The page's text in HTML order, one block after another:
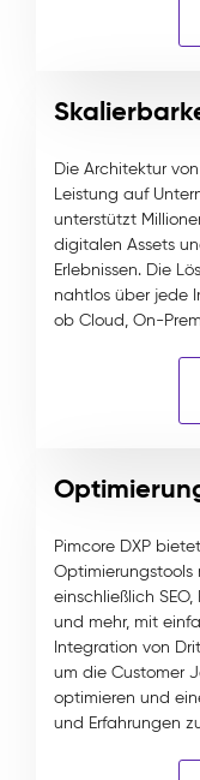
Die Architektur
Leistung auf
unterstützt
digitalen Assets
Erlebnissen. Die
nahtlos über jede
ob Cloud, On-
Pimcore DXP
Optimierungstools
einschließlich
und mehr, mit
Integration von
um die Customer
optimieren und
und Erfahrungen